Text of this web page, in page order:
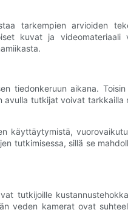
tarkempien arvioiden
kuvat ja videomateriaali
tiedonkeruun aikana.
tutkijat voivat tarkkailla
käyttäytymistä,
tutkimisessa, sillä se
tutkijoille
veden kamerat ovat